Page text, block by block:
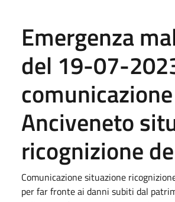
Emergenza
del 19-07-
comunicazione
Anciveneto
ricognizione
Comunicazione situazione
per far fronte ai danni subiti dal